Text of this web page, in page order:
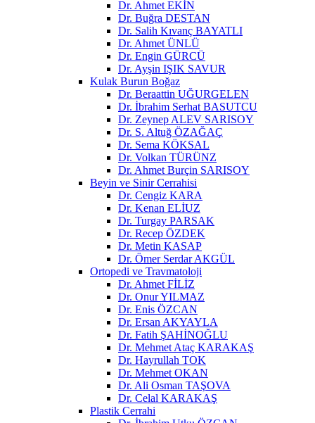
Dr. Ahmet EKİN
Dr. Buğra DESTAN
Dr. Salih Kıvanç BAYATLI
Dr. Ahmet ÜNLÜ
Dr. Engin GÜRCÜ
Dr. Ayşin IŞIK SAVUR
Kulak Burun Boğaz
Dr. Beraattin UĞURGELEN
Dr. İbrahim Serhat BASUTCU
Dr. Zeynep ALEV SARISOY
Dr. S. Altuğ ÖZAĞAÇ
Dr. Sema KÖKSAL
Dr. Volkan TÜRÜNZ
Dr. Ahmet Burçin SARISOY
Beyin ve Sinir Cerrahisi
Dr. Cengiz KARA
Dr. Kenan ELİUZ
Dr. Turgay PARSAK
Dr. Recep ÖZDEK
Dr. Metin KASAP
Dr. Ömer Serdar AKGÜL
Ortopedi ve Travmatoloji
Dr. Ahmet FİLİZ
Dr. Onur YILMAZ
Dr. Enis ÖZCAN
Dr. Ersan AKYAYLA
Dr. Fatih ŞAHİNOĞLU
Dr. Mehmet Ataç KARAKAŞ
Dr. Hayrullah TOK
Dr. Mehmet OKAN
Dr. Ali Osman TAŞOVA
Dr. Celal KARAKAŞ
Plastik Cerrahi